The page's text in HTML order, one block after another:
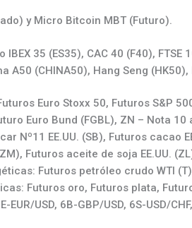
y Micro Bitcoin MBT (Futuro).
35 (ES35), CAC 40 (F40), FTSE
A50 (CHINA50), Hang Seng
Euro Stoxx 50, Futuros S&P
Euro Bund (FGBL), ZN – Nota 10
Nº11 EE.UU. (SB), Futuros cacao
Futuros aceite de soja EE.UU.
Futuros petróleo crudo WTI
Futuros oro, Futuros plata,
USD, 6B-GBP/USD, 6S-USD/